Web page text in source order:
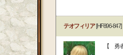
テオフィリア[HF896-847]
【 勇